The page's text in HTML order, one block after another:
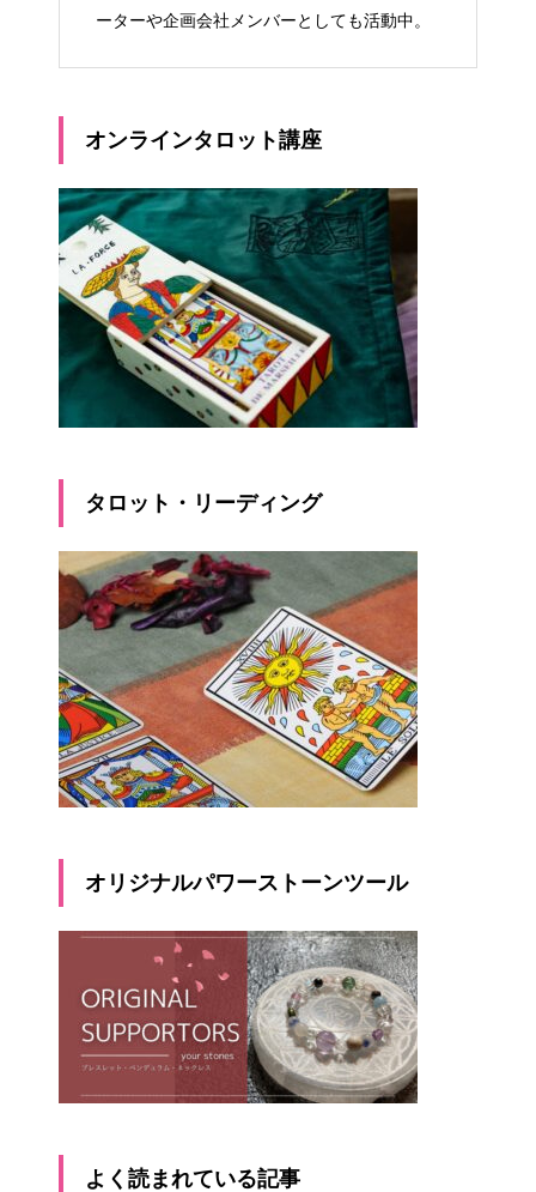
ーターや企画会社メンバーとしても活動中。
オンラインタロット講座
タロット・リーディング
オリジナルパワーストーンツール
よく読まれている記事